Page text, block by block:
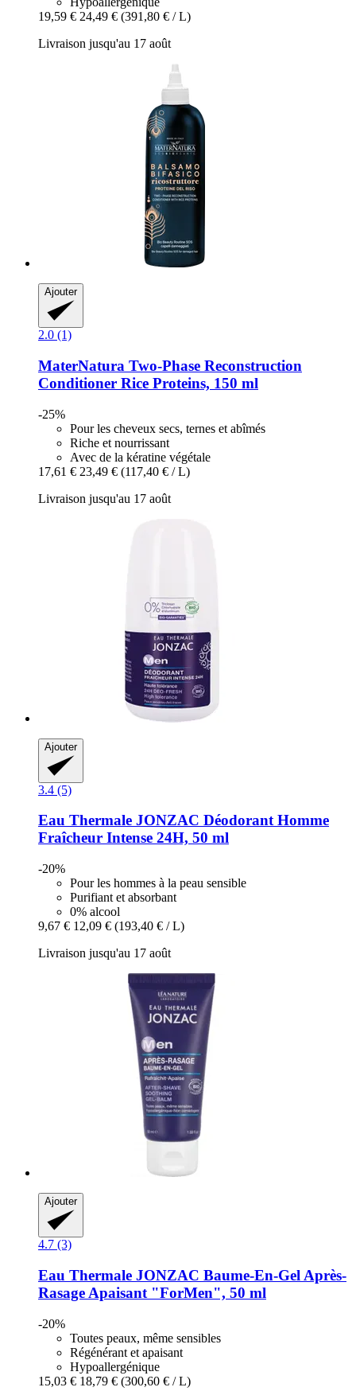
19,59 € 24,49 € (391,80 € / L)
Livraison jusqu'au 17 août
Ajouter
2.0 (1)
MaterNatura Two-​Phase Reconstruction
Conditioner Rice Proteins, 150 ml
-25%
Pour les cheveux secs, ternes et abîmés
Riche et nourrissant
Avec de la kératine végétale
17,61 € 23,49 € (117,40 € / L)
Livraison jusqu'au 17 août
Ajouter
3.4 (5)
Eau Thermale JONZAC Déodorant Homme
Fraîcheur Intense 24H, 50 ml
-20%
Pour les hommes à la peau sensible
Purifiant et absorbant
0% alcool
9,67 € 12,09 € (193,40 € / L)
Livraison jusqu'au 17 août
Ajouter
4.7 (3)
Eau Thermale JONZAC Baume-​En-​Gel Après-​
Rasage Apaisant "ForMen", 50 ml
-20%
Toutes peaux, même sensibles
Régénérant et apaisant
Hypoallergénique
15,03 € 18,79 € (300,60 € / L)